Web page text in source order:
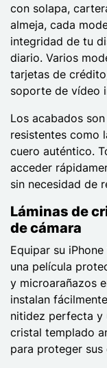
con solapa,
almeja, cada
integridad de tu
diario. Varios
tarjetas de
soporte de vídeo
Los acabados
resistentes como
cuero auténtico.
acceder
sin necesidad de
Láminas de
de cámara
Equipar su
una película
y microarañazos
instalan
nitidez perfecta y
cristal templado
para proteger